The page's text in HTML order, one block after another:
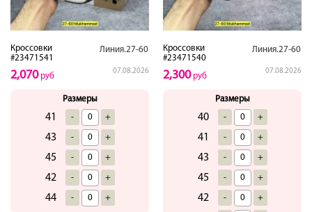
Кроссовки
#23471541
Линия.27-60
07.08.2026
2,070руб
Размеры
41 - +
43 - +
45 - +
42 - +
44 - +
Кроссовки
#23471540
Линия.27-60
07.08.2026
2,300руб
Размеры
40 - +
41 - +
43 - +
45 - +
42 - +